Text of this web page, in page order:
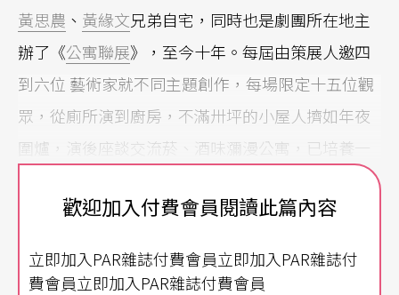
黃思農 、 黃緣文兄弟自宅，同時也是劇團所在地主
辦了《公寓聯展》，至今十年。每屆由策展人邀四
到六位 藝術家就不同主題創作，每場限定十五位觀
眾，從廁所演到廚房，不滿卅坪的小屋人擠如年夜
圍爐，演後座談交流菸、酒味瀰漫公寓，已培養一
票死忠聯展戲迷。 「當年華山很便宜、各路藝術家
都在那混，我正想做環境劇場結果華山就被接管，
關也問不出答覆。」黃思農也曾 想過占領廢墟做環
歡迎加入付費會員閱讀此篇內容
立即加入PAR雜誌付費會員立即加入PAR雜誌付
費會員立即加入PAR雜誌付費會員